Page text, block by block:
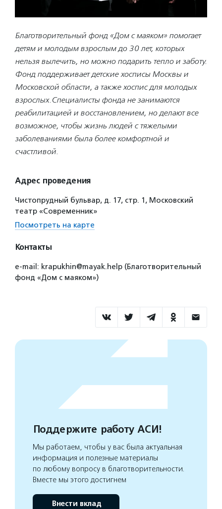
Благотворительный фонд «Дом с маяком» помогает
детям и молодым взрослым до 30 лет, которых
нельзя вылечить, но можно подарить тепло и заботу.
Фонд поддерживает детские хосписы Москвы и
Московской области, а также хоспис для молодых
взрослых.Специалисты фонда не занимаются
реабилитацией и восстановлением, но делают все
возможное, чтобы жизнь людей с тяжелыми
заболеваниями была более комфортной и
счастливой.
Адрес проведения
Чистопрудный бульвар, д. 17, стр. 1, Московский
театр «Современник»
Посмотреть на карте
Контакты
e-mail: krapukhin@mayak.help (Благотворительный
фонд «Дом с маяком»)
Поддержите работу АСИ!
Мы работаем, чтобы у вас была актуальная
информация и полезные материалы
по любому вопросу в благотворительности.
Вместе мы этого достигнем
Внести вклад